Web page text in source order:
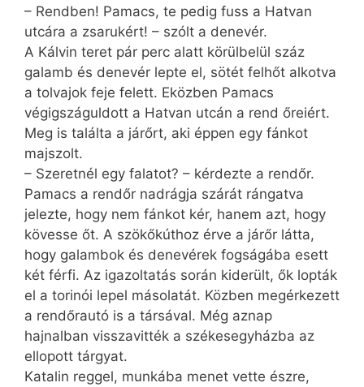
– Rendben! Pamacs, te pedig fuss a Hatvan
utcára a zsarukért! – szólt a denevér.
A Kálvin teret pár perc alatt körülbelül száz
galamb és denevér lepte el, sötét felhőt alkotva
a tolvajok feje felett. Eközben Pamacs
végigszáguldott a Hatvan utcán a rend őreiért.
Meg is találta a járőrt, aki éppen egy fánkot
majszolt.
– Szeretnél egy falatot? – kérdezte a rendőr.
Pamacs a rendőr nadrágja szárát rángatva
jelezte, hogy nem fánkot kér, hanem azt, hogy
kövesse őt. A szökőkúthoz érve a járőr látta,
hogy galambok és denevérek fogságába esett
két férfi. Az igazoltatás során kiderült, ők lopták
el a torinói lepel másolatát. Közben megérkezett
a rendőrautó is a társával. Még aznap
hajnalban visszavitték a székesegyházba az
ellopott tárgyat.
Katalin reggel, munkába menet vette észre,